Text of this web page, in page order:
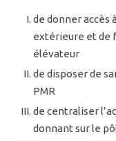
de donner accès
extérieure et de
élévateur
de disposer de
PMR
de centraliser
donnant sur le